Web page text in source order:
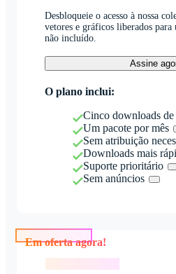
Desbloqueie o acesso à nossa
vetores e gráficos liberados
não incluído.
Assine
O plano inclui:
Cinco downloads de
Um pacote por mês
Sem atribuição
Downloads mais
Suporte prioritário
Sem anúncios